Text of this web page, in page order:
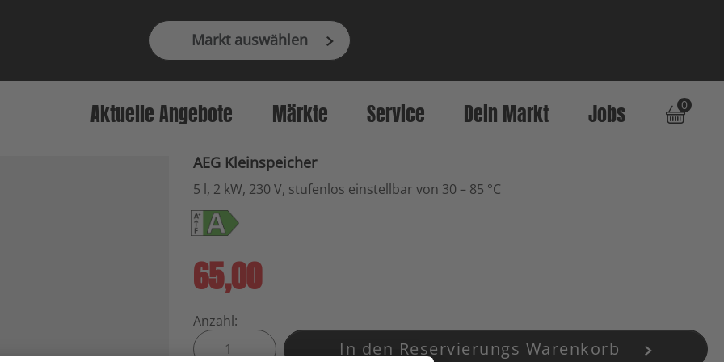
Markt auswählen
Aktuelle Angebote Märkte Service Dein Markt Jobs
0
AEG Kleinspeicher
5 l, 2 kW, 230 V, stufenlos einstellbar von 30 – 85 °C
65,00
Anzahl:
In den Reservierungs Warenkorb